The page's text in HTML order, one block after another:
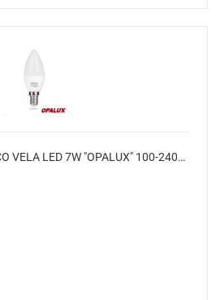
[OP-7W31C/CJ100] FOCO VELA LED 7W "OPALUX" 100-240V BLANCO 520LM 7000K E14 CJX100